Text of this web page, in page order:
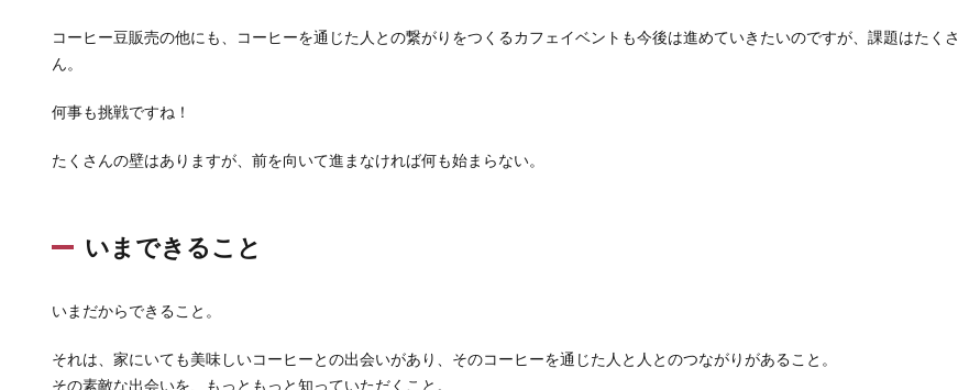
コーヒー豆販売の他にも、コーヒーを通じた人との繋がりをつくるカフェイベントも今後は進めていきたいのですが、課題はたくさ
ん。
何事も挑戦ですね！
たくさんの壁はありますが、前を向いて進まなければ何も始まらない。
いまできること
いまだからできること。
それは、家にいても美味しいコーヒーとの出会いがあり、そのコーヒーを通じた人と人とのつながりがあること。
その素敵な出会いを、もっともっと知っていただくこと。